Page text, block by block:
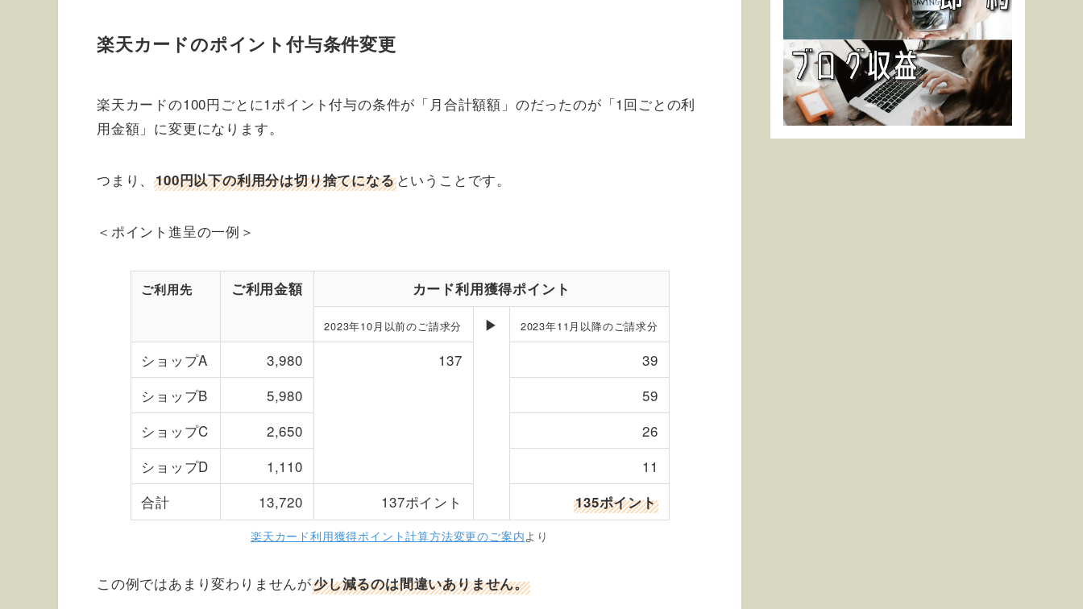
楽天カードのポイント付与条件変更
楽天カードの100円ごとに1ポイント付与の条件が「月合計額額」のだったのが「1回ごとの利
用金額」に変更になります。
つまり、100円以下の利用分は切り捨てになるということです。
＜ポイント進呈の一例＞
ご利用先 ご利用金額 カード利用獲得ポイント
2023年10月以前のご請求分 ▶ 2023年11月以降のご請求分
ショップA 3,980 137
39
ショップB
5,980
59
ショップC
2,650
26
ショップD
1,110
11
合計
13,720 137ポイント 135ポイント
楽天カード利用獲得ポイント計算方法変更のご案内より
この例ではあまり変わりませんが少し減るのは間違いありません。